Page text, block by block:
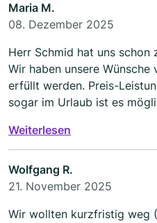
Maria M.
08. Dezember 2025
Herr Schmid hat uns schon
Wir haben unsere
erfüllt werden. Preis-
sogar im Urlaub ist es
zur Beratung, dann wird es
Weiterlesen
Wolfgang R.
21. November 2025
Wir wollten kurzfristig weg